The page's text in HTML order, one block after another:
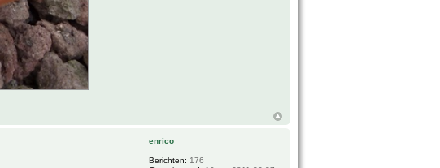
enrico
Berichten: 176